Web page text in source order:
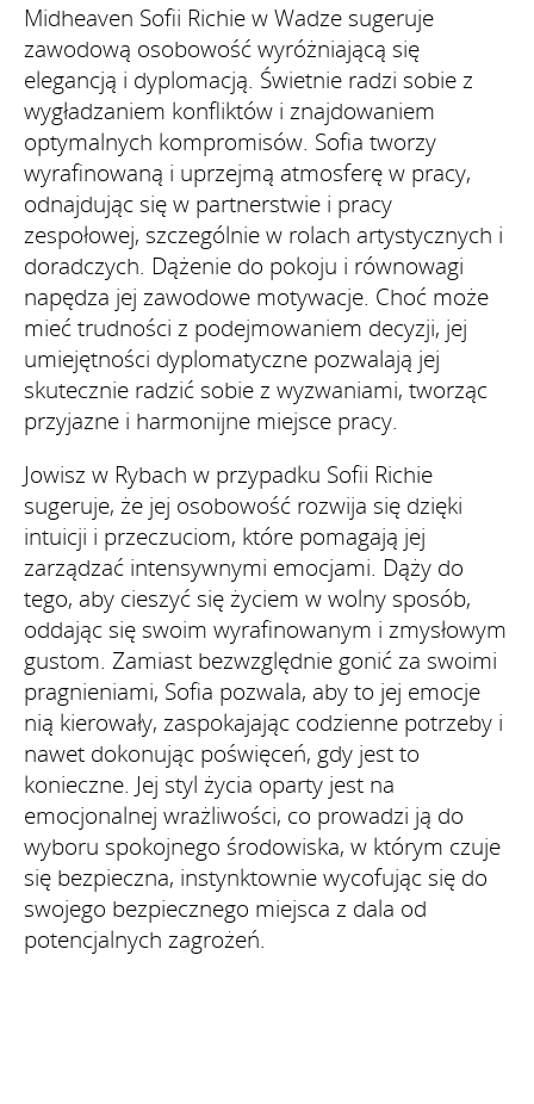
Midheaven Sofii Richie w Wadze sugeruje
zawodową osobowość wyróżniającą się
elegancją i dyplomacją. Świetnie radzi sobie z
wygładzaniem konfliktów i znajdowaniem
optymalnych kompromisów. Sofia tworzy
wyrafinowaną i uprzejmą atmosferę w pracy,
odnajdując się w partnerstwie i pracy
zespołowej, szczególnie w rolach artystycznych i
doradczych. Dążenie do pokoju i równowagi
napędza jej zawodowe motywacje. Choć może
mieć trudności z podejmowaniem decyzji, jej
umiejętności dyplomatyczne pozwalają jej
skutecznie radzić sobie z wyzwaniami, tworząc
przyjazne i harmonijne miejsce pracy.
Jowisz w Rybach w przypadku Sofii Richie
sugeruje, że jej osobowość rozwija się dzięki
intuicji i przeczuciom, które pomagają jej
zarządzać intensywnymi emocjami. Dąży do
tego, aby cieszyć się życiem w wolny sposób,
oddając się swoim wyrafinowanym i zmysłowym
gustom. Zamiast bezwzględnie gonić za swoimi
pragnieniami, Sofia pozwala, aby to jej emocje
nią kierowały, zaspokajając codzienne potrzeby i
nawet dokonując poświęceń, gdy jest to
konieczne. Jej styl życia oparty jest na
emocjonalnej wrażliwości, co prowadzi ją do
wyboru spokojnego środowiska, w którym czuje
się bezpieczna, instynktownie wycofując się do
swojego bezpiecznego miejsca z dala od
potencjalnych zagrożeń.